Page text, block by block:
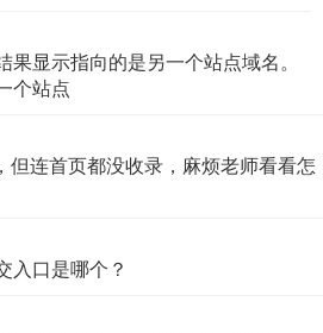
果显示指向的是另一个站点域名。
个站点
但连首页都没收录，麻烦老师看看怎
入口是哪个？